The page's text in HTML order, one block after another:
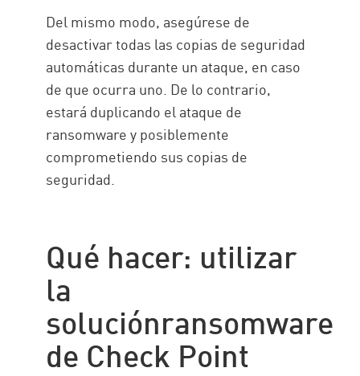
Del mismo modo, asegúrese de
desactivar todas las copias de seguridad
automáticas durante un ataque, en caso
de que ocurra uno. De lo contrario,
estará duplicando el ataque de
ransomware y posiblemente
comprometiendo sus copias de
seguridad.
Qué hacer: utilizar
la
soluciónransomware
de Check Point